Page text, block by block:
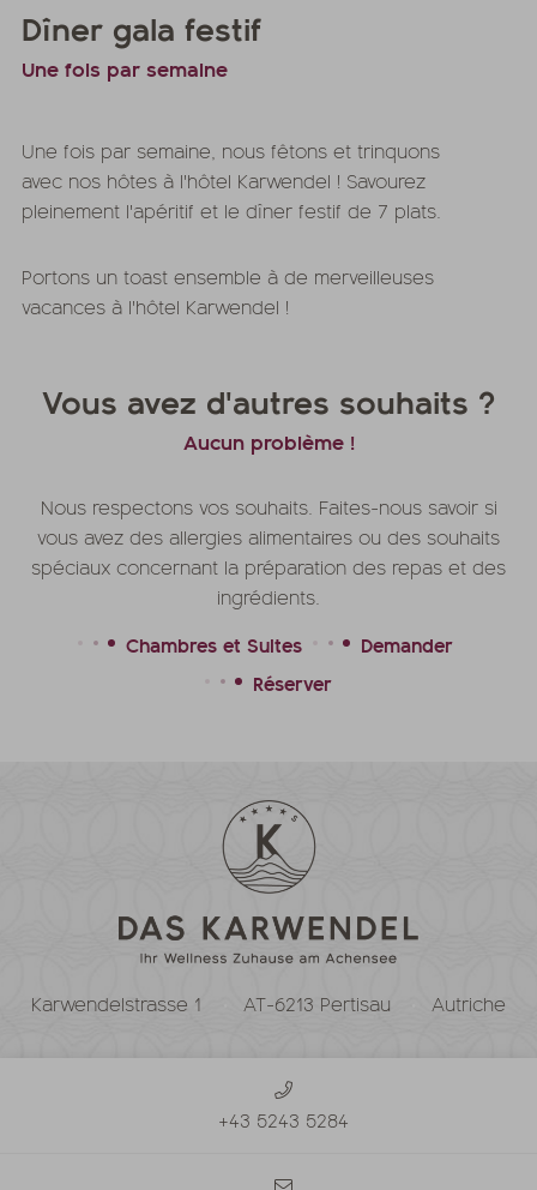
Dîner gala festif
Une fois par semaine
Une fois par semaine, nous fêtons et trinquons
avec nos hôtes à l'hôtel Karwendel ! Savourez
pleinement l'apéritif et le dîner festif de 7 plats.
Portons un toast ensemble à de merveilleuses
vacances à l'hôtel Karwendel !
Vous avez d'autres souhaits ?
Aucun problème !
Nous respectons vos souhaits. Faites-nous savoir si
vous avez des allergies alimentaires ou des souhaits
spéciaux concernant la préparation des repas et des
ingrédients.
Chambres et Suites
Demander
Réserver
Karwendelstrasse 1 AT-6213 Pertisau Autriche
+43 5243 5284